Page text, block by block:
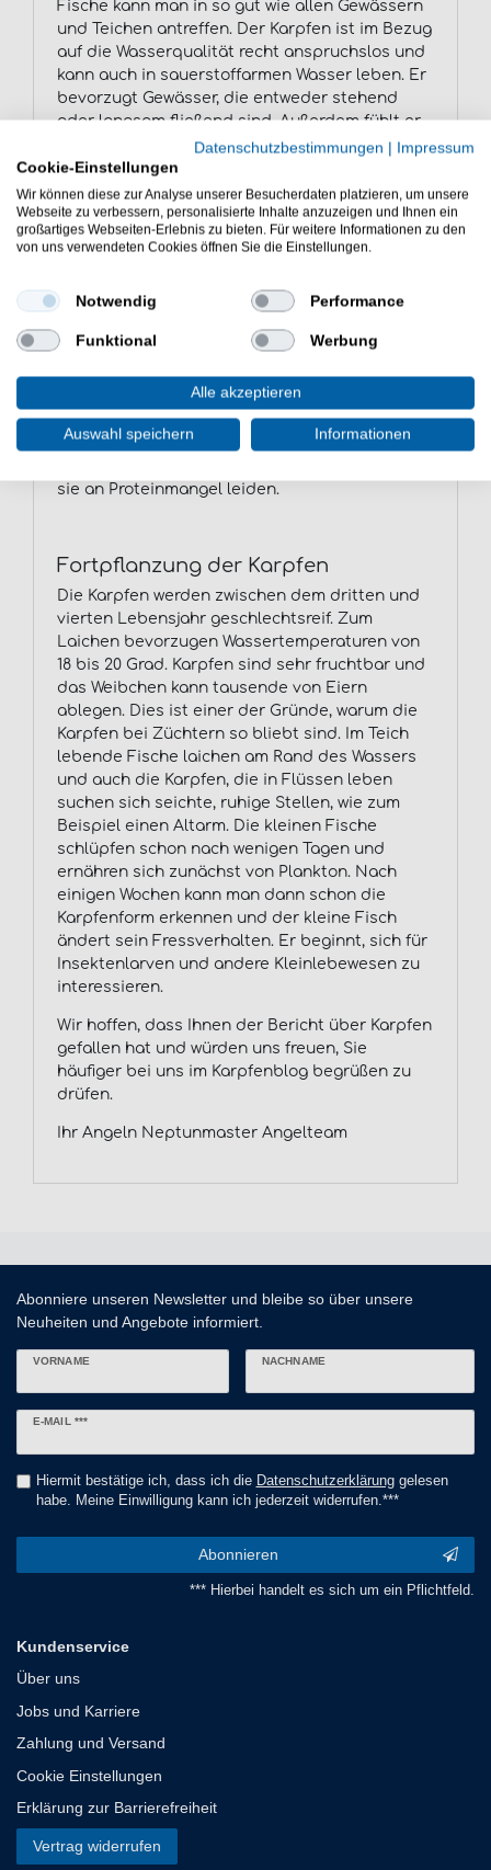
Fische kann man in so gut wie allen Gewässern
und Teichen antreffen. Der Karpfen ist im Bezug
auf die Wasserqualität recht anspruchslos und
kann auch in sauerstoffarmen Wasser leben. Er
bevorzugt Gewässer, die entweder stehend
oder langsam fließend sind. Außerdem fühlt er
sich überall dort wohl, wo der Untergrund weich
oder schlammig ist und ein starken
Pflanzenbewuchs vorherrscht. Hier findet er
ideale Bedingungen zur Nahrungsaufnahme.
Der Karpfen bevorzugt warme Gewässer und
gedeiht bei Temperaturen von 20 Grad oder
zieht er sich in tiefere Gewässerschichten
zurück, wo er in eine Art Winterschlaf verfällt.
Bei Temperaturen unter acht Grad nimmt er
keine Nahrung mehr auf. Auf dem Grund des
Gewässers ernährt sich der Karpfen von
Pflanzenteilen, Würmern, Kleinkrebsen und
anderen Lebewesen. Größere Karpfen fressen
sie an Proteinmangel leiden.
Fortpflanzung der Karpfen
Die Karpfen werden zwischen dem dritten und
vierten Lebensjahr geschlechtsreif. Zum
Laichen bevorzugen Wassertemperaturen von
18 bis 20 Grad. Karpfen sind sehr fruchtbar und
das Weibchen kann tausende von Eiern
ablegen. Dies ist einer der Gründe, warum die
Karpfen bei Züchtern so bliebt sind. Im Teich
lebende Fische laichen am Rand des Wassers
und auch die Karpfen, die in Flüssen leben
suchen sich seichte, ruhige Stellen, wie zum
Beispiel einen Altarm. Die kleinen Fische
schlüpfen schon nach wenigen Tagen und
ernähren sich zunächst von Plankton. Nach
einigen Wochen kann man dann schon die
Karpfenform erkennen und der kleine Fisch
ändert sein Fressverhalten. Er beginnt, sich für
Insektenlarven und andere Kleinlebewesen zu
interessieren.
Wir hoffen, dass Ihnen der Bericht über Karpfen
gefallen hat und würden uns freuen, Sie
häufiger bei uns im Karpfenblog begrüßen zu
drüfen.
Ihr Angeln Neptunmaster Angelteam
Abonniere unseren Newsletter und bleibe so über unsere
Neuheiten und Angebote informiert.
VORNAME NACHNAME
E-MAIL ***
Newsletter
Hiermit bestätige ich, dass ich die Daten­schutz­erklärunggelesen
habe. Meine Einwilligung kann ich jederzeit widerrufen.***
Abonnieren
*** Hierbei handelt es sich um ein Pflichtfeld.
Kundenservice
Über uns
Jobs und Karriere
Zahlung und Versand
Cookie Einstellungen
Erklärung zur Barrierefreiheit
Vertrag widerrufen
Datenschutzbestimmungen | Impressum
Cookie-Einstellungen
Wir können diese zur Analyse unserer Besucherdaten platzieren, um unsere
Webseite zu verbessern, personalisierte Inhalte anzuzeigen und Ihnen ein
großartiges Webseiten-Erlebnis zu bieten. Für weitere Informationen zu den
von uns verwendeten Cookies öffnen Sie die Einstellungen.
Notwendig Performance
Funktional Werbung
Alle akzeptieren
Auswahl speichern Informationen